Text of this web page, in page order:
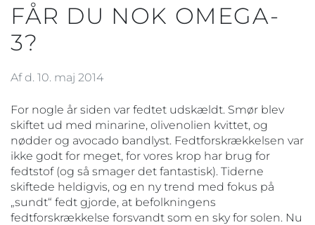
FÅR DU NOK OMEGA-
3?
Af d. 10. maj 2014
For nogle år siden var fedtet udskældt. Smør blev
skiftet ud med minarine, olivenolien kvittet, og
nødder og avocado bandlyst. Fedtforskrækkelsen var
ikke godt for meget, for vores krop har brug for
fedtstof (og så smager det fantastisk). Tiderne
skiftede heldigvis, og en ny trend med fokus på
„sundt“ fedt gjorde, at befolkningens
fedtforskrækkelse forsvandt som en sky for solen. Nu